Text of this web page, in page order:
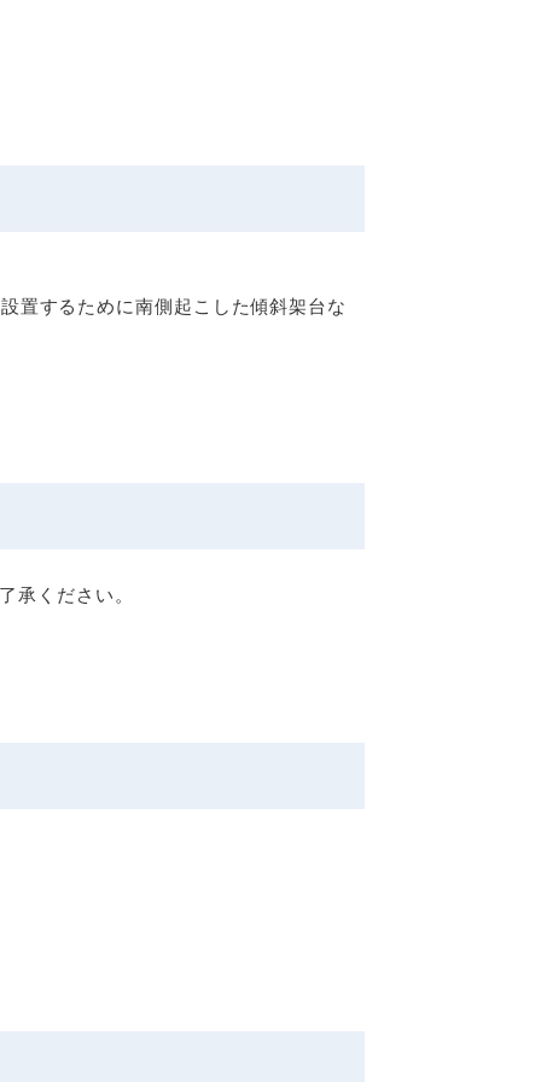
置するために南側起こした傾斜架台な
承ください。